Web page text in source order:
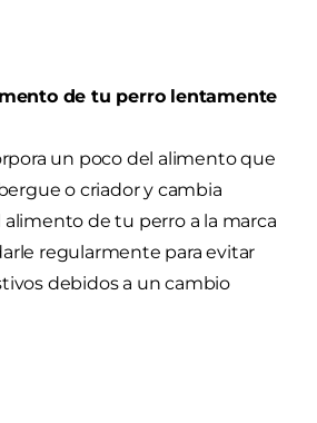
de tu perro lentamente
un poco del alimento que
o criador y cambia
de tu perro a la marca
regularmente para evitar
debidos a un cambio